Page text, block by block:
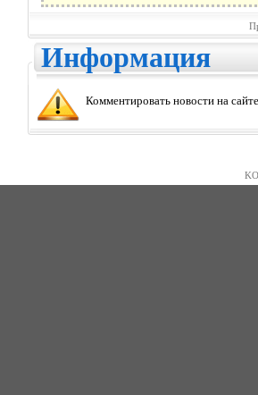
Информация
Комментировать новости на